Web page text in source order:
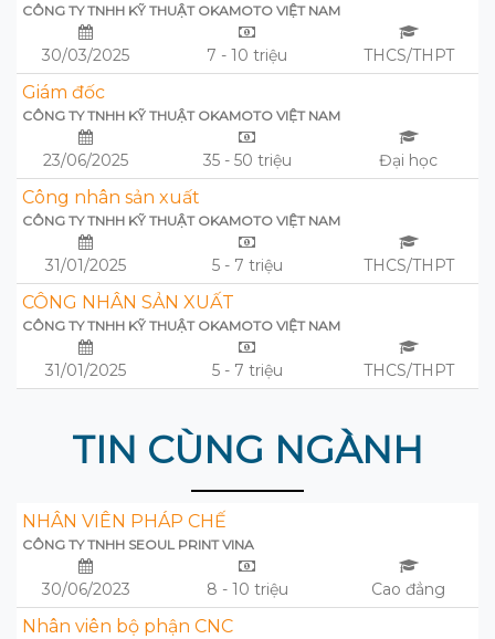
CÔNG TY TNHH KỸ THUẬT OKAMOTO VIỆT NAM
30/03/2025 7 - 10 triệu THCS/THPT
Giám đốc
CÔNG TY TNHH KỸ THUẬT OKAMOTO VIỆT NAM
23/06/2025 35 - 50 triệu Đại học
Công nhân sản xuất
CÔNG TY TNHH KỸ THUẬT OKAMOTO VIỆT NAM
31/01/2025 5 - 7 triệu THCS/THPT
CÔNG NHÂN SẢN XUẤT
CÔNG TY TNHH KỸ THUẬT OKAMOTO VIỆT NAM
31/01/2025 5 - 7 triệu THCS/THPT
TIN CÙNG NGÀNH
NHÂN VIÊN PHÁP CHẾ
CÔNG TY TNHH SEOUL PRINT VINA
30/06/2023 8 - 10 triệu Cao đẳng
Nhân viên bộ phận CNC